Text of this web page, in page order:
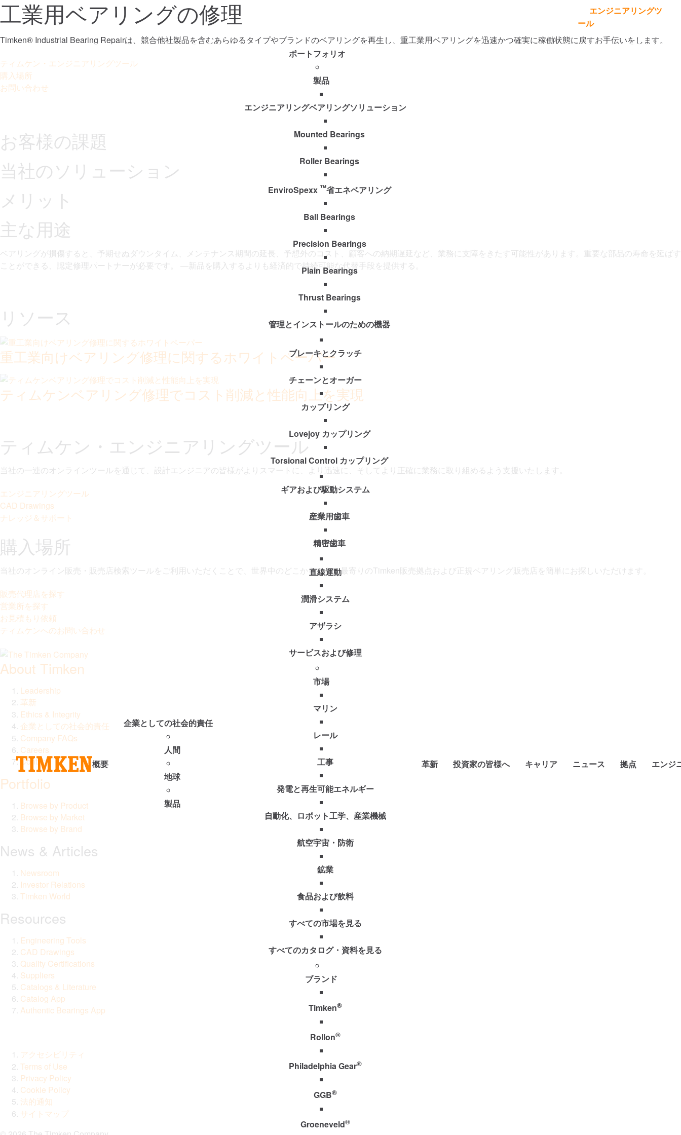
Languages
エンジニアリングツ
ール
概要
企業としての社会的責任
人間
地球
製品
ポートフォリオ
製品
エンジニアリングベアリングソリューション
Mounted Bearings
Roller Bearings
EnviroSpexx ™省エネベアリング
Ball Bearings
Precision Bearings
Plain Bearings
Thrust Bearings
管理とインストールのための機器
ブレーキとクラッチ
チェーンとオーガー
カップリング
Lovejoy カップリング
Torsional Control カップリング
ギアおよび駆動システム
産業用歯車
精密歯車
直線運動
潤滑システム
アザラシ
サービスおよび修理
市場
マリン
レール
工事
発電と再生可能エネルギー
自動化、ロボット工学、産業機械
航空宇宙・防衛
鉱業
食品および飲料
すべての市場を見る
すべてのカタログ・資料を見る
ブランド
Timken®
Rollon®
Philadelphia Gear®
GGB®
Groeneveld®
革新 投資家の皆様へ キャリア ニュース 拠点 エンジ
工業用ベアリングの修理
Timken® Industrial Bearing Repairは、競合他社製品を含むあらゆるタイプやブランドのベアリングを再生し、重工業用ベアリングを迅速かつ確実に稼働状態に戻すお手伝いをします。
ティムケン・エンジニアリングツール
購入場所
お問い合わせ
お客様の課題
当社のソリューション
メリット
主な用途
ベアリングが損傷すると、予期せぬダウンタイム、メンテナンス期間の延長、予想外のコスト、顧客への納期遅延など、業務に支障をきたす可能性があります。重要な部品の寿命を延ばす
ことができる、認定修理パートナーが必要です。 ―新品を購入するよりも経済的で持続可能な代替手段を提供する。
リソース
重工業向けベアリング修理に関するホワイトペーパー
ティムケンベアリング修理でコスト削減と性能向上を実現
ティムケン・エンジニアリングツール
当社の一連のオンラインツールを通じて、設計エンジニアの皆様がよりスマートに、より迅速に、そしてより正確に業務に取り組めるよう支援いたします。
エンジニアリングツール
CAD Drawings
ナレッジ＆サポート
購入場所
当社のオンライン販売・販売店検索ツールをご利用いただくことで、世界中のどこからでも、最寄りのTimken販売拠点および正規ベアリング販売店を簡単にお探しいただけます。
販売代理店を探す
営業所を探す
お見積もり依頼
ティムケンへのお問い合わせ
About Timken
Leadership
革新
Ethics & Integrity
企業としての社会的責任
Company FAQs
Careers
Contact
Portfolio
Browse by Product
Browse by Market
Browse by Brand
News & Articles
Newsroom
Investor Relations
Timken World
Resources
Engineering Tools
CAD Drawings
Quality Certifications
Suppliers
Catalogs & Literature
Catalog App
Authentic Bearings App
アクセシビリティ
Terms of Use
Privacy Policy
Cookie Policy
法的通知
サイトマップ